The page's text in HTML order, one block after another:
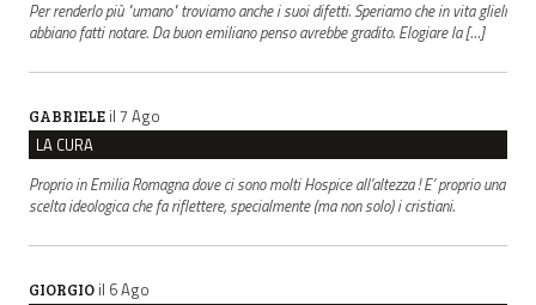
Per renderlo più "umano" troviamo anche i suoi difetti. Speriamo che in vita glieli
abbiano fatti notare. Da buon emiliano penso avrebbe gradito. Elogiare la […]
GABRIELE il 7 Ago
LA CURA
Proprio in Emilia Romagna dove ci sono molti Hospice all’altezza ! E’ proprio una
scelta ideologica che fa riflettere, specialmente (ma non solo) i cristiani.
GIORGIO il 6 Ago